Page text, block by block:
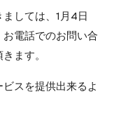
しては、1月4日
お電話でのお問い合
ます。
スを提供出来るよ